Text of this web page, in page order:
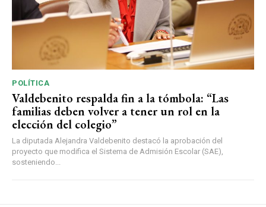
POLÍTICA
Valdebenito respalda fin a la tómbola: “Las
familias deben volver a tener un rol en la
elección del colegio”
La diputada Alejandra Valdebenito destacó la aprobación del
proyecto que modifica el Sistema de Admisión Escolar (SAE),
sosteniendo...